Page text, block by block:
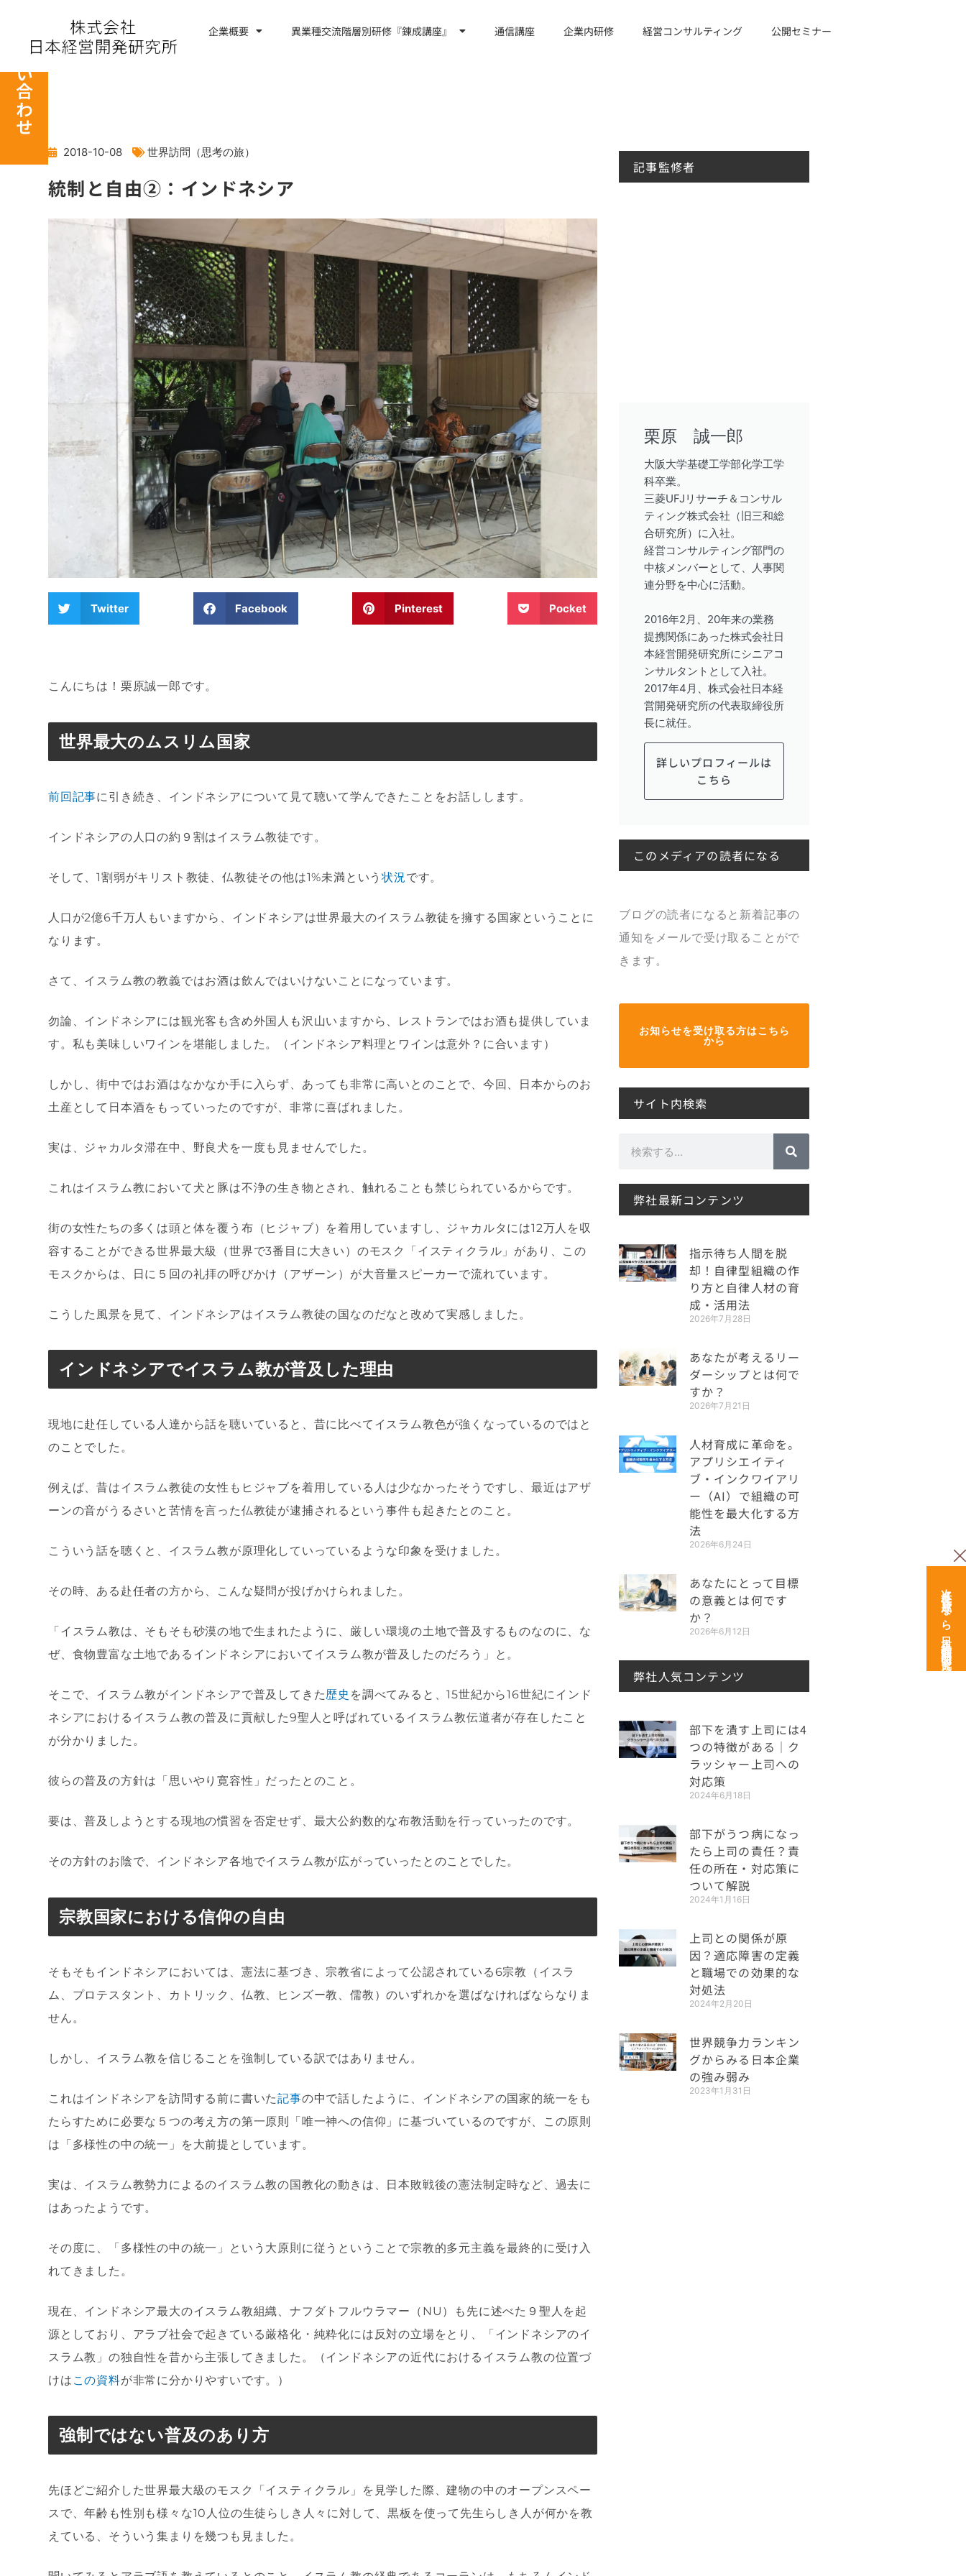
キ
企業概要 異業種交流階層別研修『錬成講座』 通信講座 企業内研修 経営コンサルティング 公開セミナー
お問い合わせ
2018-10-08 世界訪問（思考の旅）
統制と自由②：インドネシア
Twitter Facebook Pinterest Pocket
こんにちは！栗原誠一郎です。
世界最大のムスリム国家
前回記事に引き続き、インドネシアについて見て聴いて学んできたことをお話しします。
インドネシアの人口の約９割はイスラム教徒です。
そして、1割弱がキリスト教徒、仏教徒その他は1%未満という状況です。
人口が2億6千万人もいますから、インドネシアは世界最大のイスラム教徒を擁する国家ということに
なります。
さて、イスラム教の教義ではお酒は飲んではいけないことになっています。
勿論、インドネシアには観光客も含め外国人も沢山いますから、レストランではお酒も提供していま
す。私も美味しいワインを堪能しました。（インドネシア料理とワインは意外？に合います）
しかし、街中ではお酒はなかなか手に入らず、あっても非常に高いとのことで、今回、日本からのお
土産として日本酒をもっていったのですが、非常に喜ばれました。
実は、ジャカルタ滞在中、野良犬を一度も見ませんでした。
これはイスラム教において犬と豚は不浄の生き物とされ、触れることも禁じられているからです。
街の女性たちの多くは頭と体を覆う布（ヒジャブ）を着用していますし、ジャカルタには12万人を収
容することができる世界最大級（世界で3番目に大きい）のモスク「イスティクラル」があり、この
モスクからは、日に５回の礼拝の呼びかけ（アザーン）が大音量スピーカーで流れています。
こうした風景を見て、インドネシアはイスラム教徒の国なのだなと改めて実感しました。
インドネシアでイスラム教が普及した理由
現地に赴任している人達から話を聴いていると、昔に比べてイスラム教色が強くなっているのではと
のことでした。
例えば、昔はイスラム教徒の女性もヒジャブを着用している人は少なかったそうですし、最近はアザ
ーンの音がうるさいと苦情を言った仏教徒が逮捕されるという事件も起きたとのこと。
こういう話を聴くと、イスラム教が原理化していっているような印象を受けました。
その時、ある赴任者の方から、こんな疑問が投げかけられました。
「イスラム教は、そもそも砂漠の地で生まれたように、厳しい環境の土地で普及するものなのに、な
ぜ、食物豊富な土地であるインドネシアにおいてイスラム教が普及したのだろう」と。
そこで、イスラム教がインドネシアで普及してきた歴史 を調べてみると、15世紀から16世紀にインド
ネシアにおけるイスラム教の普及に貢献した9聖人と呼ばれているイスラム教伝道者が存在したこと
が分かりました。
彼らの普及の方針は「思いやり寛容性」だったとのこと。
要は、普及しようとする現地の慣習を否定せず、最大公約数的な布教活動を行っていったのです。
その方針のお陰で、インドネシア各地でイスラム教が広がっていったとのことでした。
宗教国家における信仰の自由
そもそもインドネシアにおいては、憲法に基づき、宗教省によって公認されている6宗教（イスラ
ム、プロテスタント、カトリック、仏教、ヒンズー教、儒教）のいずれかを選ばなければならなりま
せん。
しかし、イスラム教を信じることを強制している訳ではありません。
これはインドネシアを訪問する前に書いた記事の中で話したように、インドネシアの国家的統一をも
たらすために必要な５つの考え方の第一原則「唯一神への信仰」に基づいているのですが、この原則
は「多様性の中の統一」を大前提としています。
実は、イスラム教勢力によるのイスラム教の国教化の動きは、日本敗戦後の憲法制定時など、過去に
はあったようです。
その度に、「多様性の中の統一」という大原則に従うということで宗教的多元主義を最終的に受け入
れてきました。
現在、インドネシア最大のイスラム教組織、ナフダトフルウラマー（NU）も先に述べた９聖人を起
源としており、アラブ社会で起きている厳格化・純粋化には反対の立場をとり、「インドネシアのイ
スラム教」の独自性を昔から主張してきました。（インドネシアの近代におけるイスラム教の位置づ
けは この資料が非常に分かりやすいです。）
強制ではない普及のあり方
先ほどご紹介した世界最大級のモスク「イスティクラル」を見学した際、建物の中のオープンスペー
スで、年齢も性別も様々な10人位の生徒らしき人々に対して、黒板を使って先生らしき人が何かを教
えている、そういう集まりを幾つも見ました。
記事監修者
栗原 誠一郎
大阪大学基礎工学部化学工学
科卒業。
三菱UFJリサーチ＆コンサル
ティング株式会社（旧三和総
合研究所）に入社。
経営コンサルティング部門の
中核メンバーとして、人事関
連分野を中心に活動。
2016年2月、20年来の業務
提携関係にあった株式会社日
本経営開発研究所にシニアコ
ンサルタントとして入社。
2017年4月、株式会社日本経
営開発研究所の代表取締役所
長に就任。
詳しいプロフィールは
こちら
このメディアの読者になる
ブログの読者になると新着記事の
通知をメールで受け取ることがで
きます。
お知らせを受け取る方はこちら
から
サイト内検索
弊社最新コンテンツ
指示待ち人間を脱
却！自律型組織の作
り方と自律人材の育
成・活用法
2026年7月28日
あなたが考えるリー
ダーシップとは何で
すか？
2026年7月21日
人材育成に革命を。
アプリシエイティ
ブ・インクワイアリ
ー（AI）で組織の可
能性を最大化する方
法
2026年6月24日
あなたにとって目標
の意義とは何です
か？
2026年6月12日
弊社人気コンテンツ
部下を潰す上司には4
つの特徴がある｜ク
ラッシャー上司への
対応策
2024年6月18日
部下がうつ病になっ
たら上司の責任？責
任の所在・対応策に
ついて解説
2024年1月16日
上司との関係が原
因？適応障害の定義
と職場での効果的な
対処法
2024年2月20日
世界競争力ランキン
グからみる日本企業
の強み弱み
2023年1月31日
次世代育成なら日本経営開発研究所